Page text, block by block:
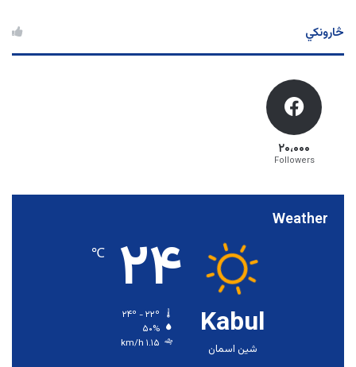
څارونکي
۲۰،۰۰۰
Followers
Weather
Kabul
شین اسمان
۲۴ ℃
۵۰%
۱.۱۵ km/h